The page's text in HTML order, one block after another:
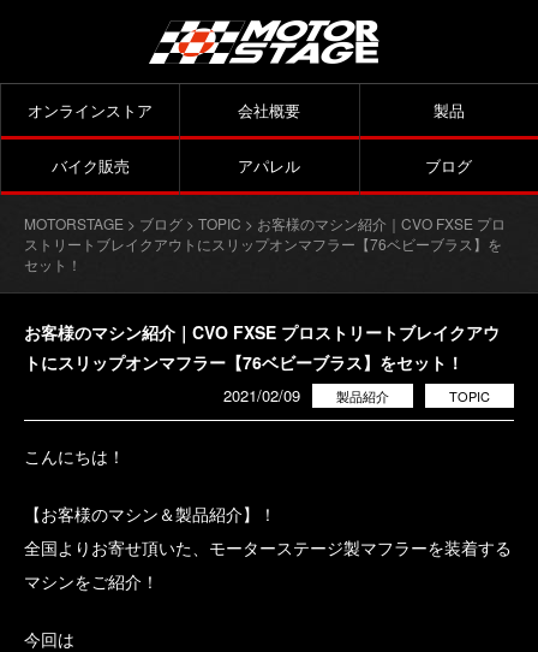
オンラインストア 会社概要 製品
バイク販売 アパレル ブログ
MOTORSTAGE > ブログ > TOPIC > お客様のマシン紹介｜CVO FXSE プロ
ストリートブレイクアウトにスリップオンマフラー【76ベビーブラス】を
セット！
お客様のマシン紹介｜CVO FXSE プロストリートブレイクアウ
トにスリップオンマフラー【76ベビーブラス】をセット！
TOPIC
製品紹介
2021/02/09
こんにちは！
【お客様のマシン＆製品紹介】！
全国よりお寄せ頂いた、モーターステージ製マフラーを装着する
マシンをご紹介！
今回は